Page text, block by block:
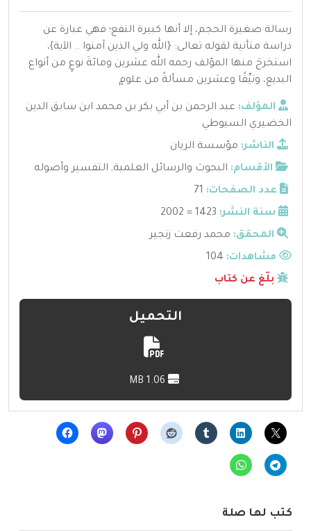
رسالة صغيرة الحجم، إلا أنها كبيرة النفع؛ فهي عبارة عن
دراسة متأنية لقوله تعالى: {الله ولي الذين آمنوا .. الآية}،
استخرجَ منها المؤلف رحمه الله عشرين ومائةَ نوعٍ من أنواع
البديع، ونيِّفًا وعشرين مسألةً من علومٍ
المؤلف: عبد الرحمن بن أبي بكر بن محمد ابن سابق الدين
الخضيري السيوطي
الناشر: مؤسسة الريان
الأقسام: البحوث والرسائل العلمية, التفسير وأصوله
عدد الصفحات: 71
سنة النشر: 1423 = 2002
المحقق: محمد رفعت زنجير
مشاهدات:
بلّغ عن كتاب
التحميل
كتب لها صلة